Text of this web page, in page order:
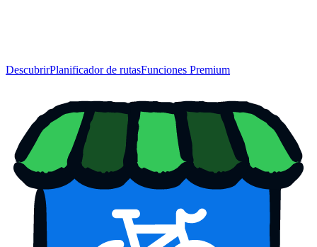
DescubrirPlanificador de rutasFunciones Premium